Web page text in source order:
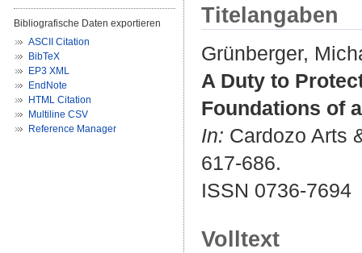
Bibliografische Daten exportieren
ASCII Citation
BibTeX
EP3 XML
EndNote
HTML Citation
Multiline CSV
Reference Manager
Titelangaben
Grünberger,
A Duty to
Foundations of
In: Cardozo Arts
617-686.
ISSN 0736-7694
Volltext